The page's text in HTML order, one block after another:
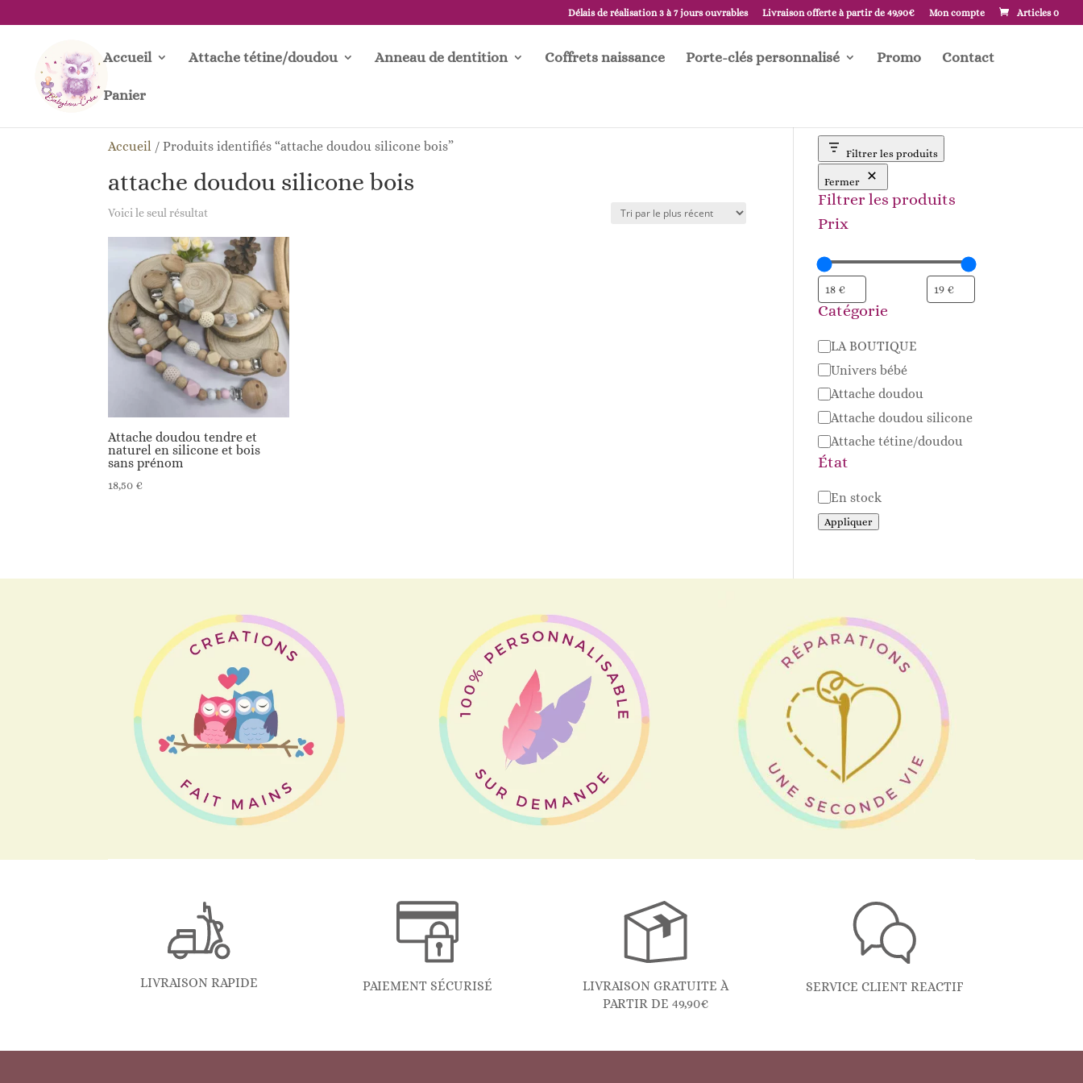
Délais de réalisation 3 à 7 jours ouvrables Livraison offerte à partir de 49,90€ Mon compte Articles 0
Accueil Attache tétine/doudou Anneau de dentition Coffrets naissance Porte-clés personnalisé Promo Contact
Panier
Accueil /Produits identifiés “attache doudou silicone bois”
attache doudou silicone bois
Voici le seul résultat
Attache doudou tendre et
naturel en silicone et bois
sans prénom
18,50 €
Filtrer les produits
Fermer
Filtrer les produits
Prix
Catégorie
Catégorie
LA BOUTIQUE
Univers bébé
Attache doudou
Attache doudou silicone
Attache tétine/doudou
État
Disponibilité
En stock
Appliquer
LIVRAISON RAPIDE PAIEMENT SÉCURISÉ
LIVRAISON GRATUITE À
PARTIR DE 49,90€
SERVICE CLIENT REACTIF